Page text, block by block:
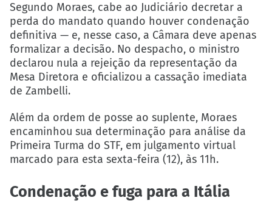
Segundo Moraes, cabe ao Judiciário decretar a
perda do mandato quando houver condenação
definitiva — e, nesse caso, a Câmara deve apenas
formalizar a decisão. No despacho, o ministro
declarou nula a rejeição da representação da
Mesa Diretora e oficializou a cassação imediata
de Zambelli.
Além da ordem de posse ao suplente, Moraes
encaminhou sua determinação para análise da
Primeira Turma do STF, em julgamento virtual
marcado para esta sexta-feira (12), às 11h.
Condenação e fuga para a Itália